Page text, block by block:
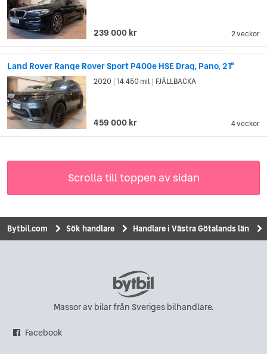
2 veckor
239 000 kr
Land Rover Range Rover Sport P400e HSE Drag, Pano, 21"
4 veckor
2020 14 450 mil FJÄLLBACKA
459 000 kr
Scrolla till toppen av sidan
Bytbil.com Sök handlare Handlare i Västra Götalands län
Massor av bilar från Sveriges bilhandlare.
Facebook